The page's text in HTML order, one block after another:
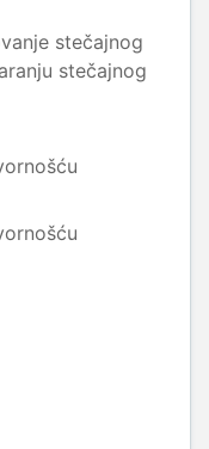
stečajnog
stečajnog